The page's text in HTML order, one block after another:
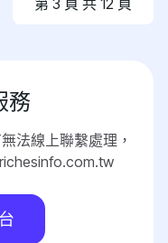
第 3 頁 共 12 頁
務
法線上聯繫處理，